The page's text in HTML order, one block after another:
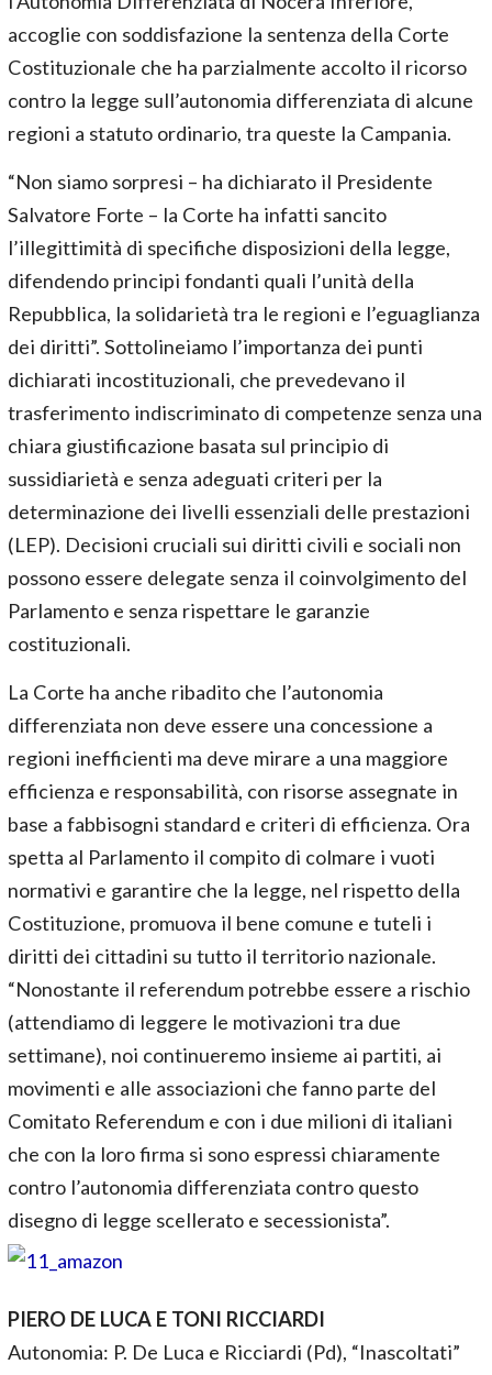
accoglie con soddisfazione la sentenza della Corte
Costituzionale che ha parzialmente accolto il ricorso
contro la legge sull’autonomia differenziata di alcune
regioni a statuto ordinario, tra queste la Campania.
“Non siamo sorpresi – ha dichiarato il Presidente
Salvatore Forte – la Corte ha infatti sancito
l’illegittimità di specifiche disposizioni della legge,
difendendo principi fondanti quali l’unità della
Repubblica, la solidarietà tra le regioni e l’eguaglianza
dei diritti”. Sottolineiamo l’importanza dei punti
dichiarati incostituzionali, che prevedevano il
trasferimento indiscriminato di competenze senza una
chiara giustificazione basata sul principio di
sussidiarietà e senza adeguati criteri per la
determinazione dei livelli essenziali delle prestazioni
(LEP). Decisioni cruciali sui diritti civili e sociali non
possono essere delegate senza il coinvolgimento del
Parlamento e senza rispettare le garanzie
costituzionali.
La Corte ha anche ribadito che l’autonomia
differenziata non deve essere una concessione a
regioni inefficienti ma deve mirare a una maggiore
efficienza e responsabilità, con risorse assegnate in
base a fabbisogni standard e criteri di efficienza. Ora
spetta al Parlamento il compito di colmare i vuoti
normativi e garantire che la legge, nel rispetto della
Costituzione, promuova il bene comune e tuteli i
diritti dei cittadini su tutto il territorio nazionale.
“Nonostante il referendum potrebbe essere a rischio
(attendiamo di leggere le motivazioni tra due
settimane), noi continueremo insieme ai partiti, ai
movimenti e alle associazioni che fanno parte del
Comitato Referendum e con i due milioni di italiani
che con la loro firma si sono espressi chiaramente
contro l’autonomia differenziata contro questo
disegno di legge scellerato e secessionista”.
PIERO DE LUCA E TONI RICCIARDI
Autonomia: P. De Luca e Ricciardi (Pd), “Inascoltati”